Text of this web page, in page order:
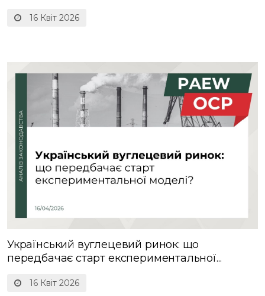
16 Квіт 2026
16 Квіт 2026
Український вуглецевий ринок: що
передбачає старт експериментальної...